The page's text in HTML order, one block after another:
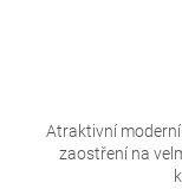
Atraktivní
zaostření na